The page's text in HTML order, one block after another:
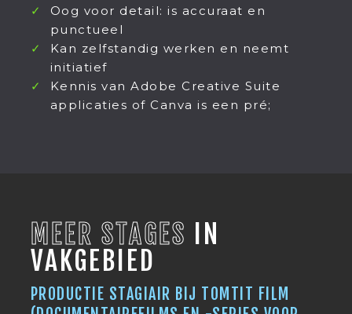
Oog voor detail: is accuraat en
punctueel
Kan zelfstandig werken en neemt
initiatief
Kennis van Adobe Creative Suite
applicaties of Canva is een pré;
MEER STAGES IN
VAKGEBIED
PRODUCTIE STAGIAIR BIJ TOMTIT FILM